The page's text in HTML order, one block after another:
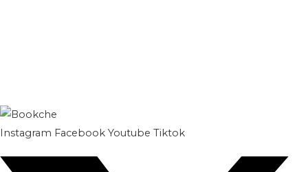
Instagram Facebook Youtube Tiktok